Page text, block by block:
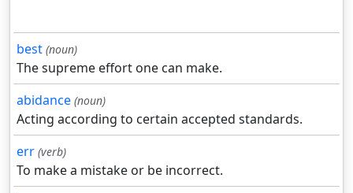
best (noun)
The supreme effort one can make.
abidance (noun)
Acting according to certain accepted standards.
err (verb)
To make a mistake or be incorrect.